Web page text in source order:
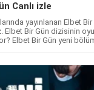
Canlı izle
yayınlanan Elbet
Elbet Bir Gün dizisinin
Elbet Bir Gün yeni